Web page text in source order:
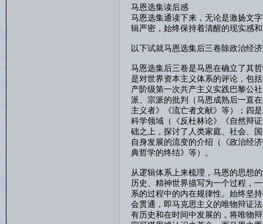
马恩选集读后感
马恩选集通读下来，无论是激扬文
辑严密，始终保持着清醒的现实感
以下试就马恩选集后三卷除政治经
马恩选集后三卷是马恩在确立了其
是对世界资本主义体系的评论，包
产阶级第一次共产主义实践巴黎公
派、宗派的批判（马恩成熟后一直
主义者》《流亡者文献》等）；四
科学领域（《反杜林论》《自然辩
础之上，探讨了人类家庭、社会、
自身发展的流变的介绍（《政治经
典哲学的终结》等）。
从逻辑体系上来梳理，马恩的思想
历史、精神世界描写为一个过程，
系的过程中的内在规律性。始终坚
会贯通，即马克思主义的唯物辩证
有历史和在时间中发展的，将唯物